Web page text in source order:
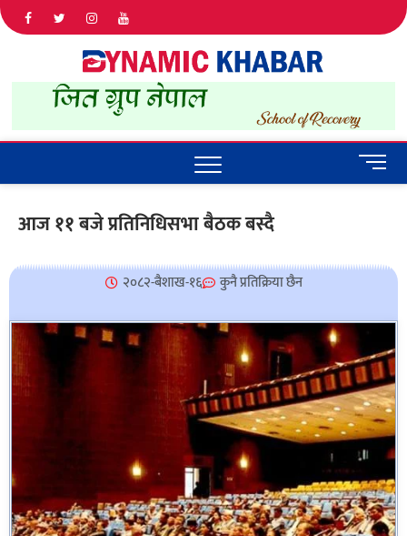
IN NEPAL
M
e
u
o
आज ११ बजे प्रतिनिधिसभा बैठक बस्दै
२०८२-बैशाख-१६ कुनै प्रतिक्रिया छैन